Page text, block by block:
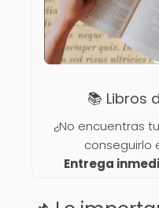
📚 Libros
¿No encuentras
conseguirlo
Entrega